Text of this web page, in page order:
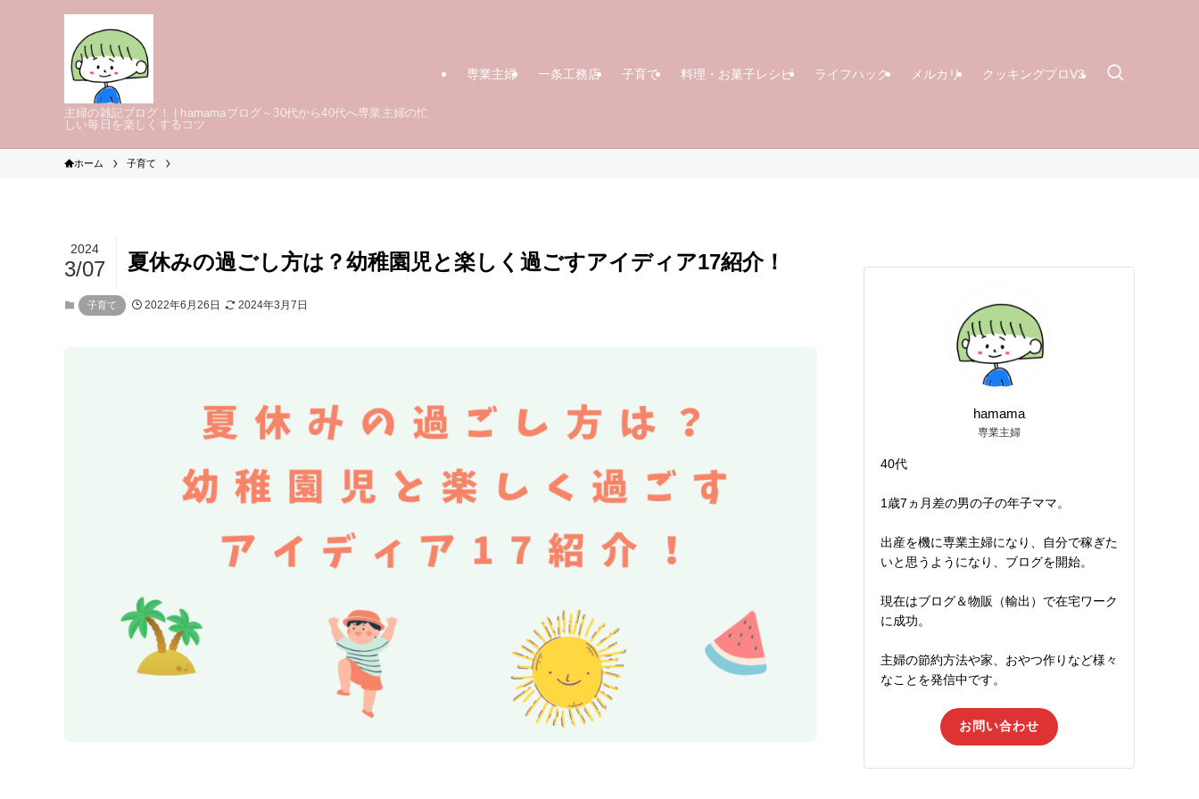
主婦の雑記ブログ！ | hamamaブログ～30代から40代へ専業主婦の忙
しい毎日を楽しくするコツ
専業主婦 一条工務店 子育て 料理・お菓子レシピ ライフハック メルカリ クッキングプロV3
ホーム 子育て
夏休みの過ごし方は？幼稚園児と楽しく過ごすアイディア17紹介！
2024
3/07
子育て 2022年6月26日 2024年3月7日
hamama
専業主婦
40代
1歳7ヵ月差の男の子の年子ママ。
出産を機に専業主婦になり、自分で稼ぎた
いと思うようになり、ブログを開始。
現在はブログ＆物販（輸出）で在宅ワーク
に成功。
主婦の節約方法や家、おやつ作りなど様々
なことを発信中です。
お問い合わせ